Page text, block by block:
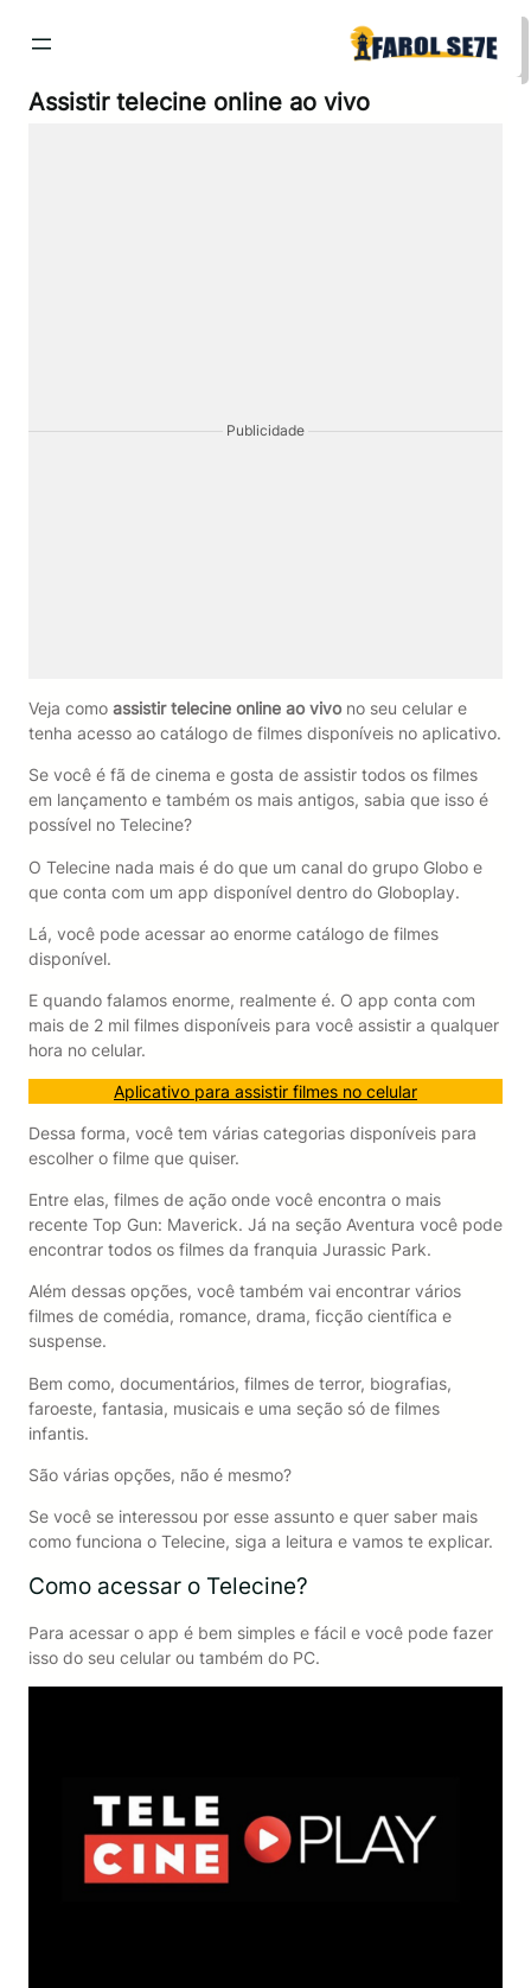
para
conteúdo
Assistir telecine online ao vivo
Publicidade
Veja como assistir telecine online ao vivono seu celular e
tenha acesso ao catálogo de filmes disponíveis no aplicativo.
Se você é fã de cinema e gosta de assistir todos os filmes
em lançamento e também os mais antigos, sabia que isso é
possível no Telecine?
O Telecine nada mais é do que um canal do grupo Globo e
que conta com um app disponível dentro do Globoplay.
Lá, você pode acessar ao enorme catálogo de filmes
disponível.
E quando falamos enorme, realmente é. O app conta com
mais de 2 mil filmes disponíveis para você assistir a qualquer
hora no celular.
Aplicativo para assistir filmes no celular
Dessa forma, você tem várias categorias disponíveis para
escolher o filme que quiser.
Entre elas, filmes de ação onde você encontra o mais
recente Top Gun: Maverick. Já na seção Aventura você pode
encontrar todos os filmes da franquia Jurassic Park.
Além dessas opções, você também vai encontrar vários
filmes de comédia, romance, drama, ficção científica e
suspense.
Bem como, documentários, filmes de terror, biografias,
faroeste, fantasia, musicais e uma seção só de filmes
infantis.
São várias opções, não é mesmo?
Se você se interessou por esse assunto e quer saber mais
como funciona o Telecine, siga a leitura e vamos te explicar.
Como acessar o Telecine?
Para acessar o app é bem simples e fácil e você pode fazer
isso do seu celular ou também do PC.